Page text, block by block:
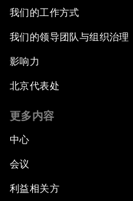
我们的工作方式
我们的领导团队与组织治理
影响力
北京代表处
更多内容
中心
会议
利益相关方